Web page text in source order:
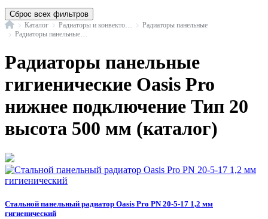
Сброс всех фильтров
ГлавнаяКаталог
Радиаторы панельные
Радиаторы панельные гигиенические Oasis Pro нижнее подключение Тип 20 высота 500 мм
Радиаторы панельные
гигиенические Oasis Pro
нижнее подключение Тип 20
высота 500 мм (каталог)
Стальной панельный радиатор Oasis Pro PN 20-5-17 1,2 мм
гигиенический